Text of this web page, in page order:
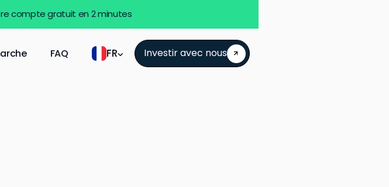
compte gratuit en 2 minutes
FAQ FR Investir avec nous